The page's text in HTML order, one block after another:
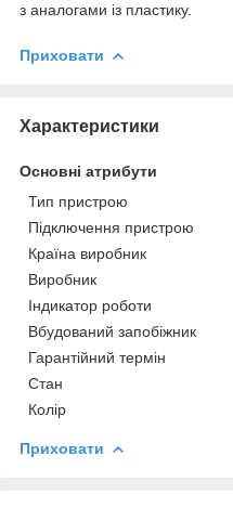
з аналогами із пластику.
Приховати
Характеристики
Основні атрибути
Тип пристрою
Підключення пристрою
Країна виробник
Виробник
Індикатор роботи
Вбудований запобіжник
Гарантійний термін
Стан
Колір
Приховати